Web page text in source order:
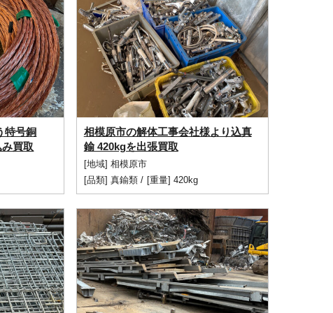
特号銅
み買取
相模原市の解体工事会社様より込真
鍮 420kgを出張買取
[地域] 相模原市
[品類] 真鍮類 / [重量] 420kg